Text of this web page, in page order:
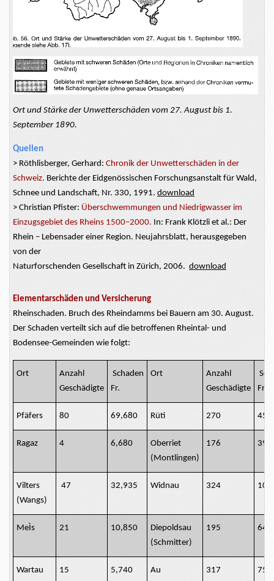
Ort und Stärke der Unwetterschäden vom 27. August bis 1.
September 1890.
Quellen
> Röthlisberger, Gerhard: Chronik der Unwetterschäden in der
Schweiz. Berichte der Eidgenössischen Forschungsanstalt für Wald,
Schnee und Landschaft, Nr. 330, 1991. download
> Christian Pfister: Überschwemmungen und Niedrigwasser im
Einzugsgebiet des Rheins 1500–2000. In: Frank Klötzli et al.: Der
Rhein – Lebensader einer Region. Neujahrsblatt, herausgegeben
von der
Naturforschenden Gesellschaft in Zürich, 2006. download
Elementarschäden und Versicherung
Rheinschaden. Bruch des Rheindamms bei Bauern am 30. August.
Der Schaden verteilt sich auf die betroffenen Rheintal- und
Bodensee-Gemeinden wie folgt:
Ort
Anzahl
Geschädigte
Schaden
Fr.
Ort
Anzahl
Geschädigte
Fr.
Pfäfers 80 69,680 Rüti 270
Ragaz 4 6,680
Oberriet
(Montlingen)
176
Vilters
(Wangs)
47 32,935 Widnau 324
MeÌs 21 10,850
Diepoldsau
(Schmitter)
195
Wartau 15 5,740 Au 317